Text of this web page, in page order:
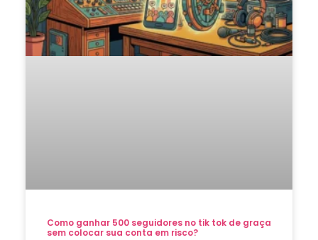
Como ganhar 500 seguidores no tik tok de graça
sem colocar sua conta em risco?